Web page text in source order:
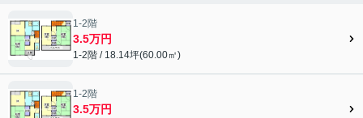
1-2階
3.5万円
1-2階 / 18.14坪(60.00㎡)
1-2階
3.5万円